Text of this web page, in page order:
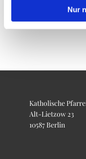
Nur
Katholische
Alt-Lietzow 23
10587 Berlin